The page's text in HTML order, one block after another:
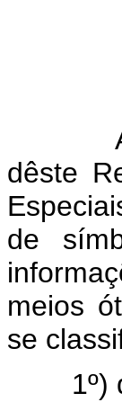
Art.
dêste
de
meios
se
1º)